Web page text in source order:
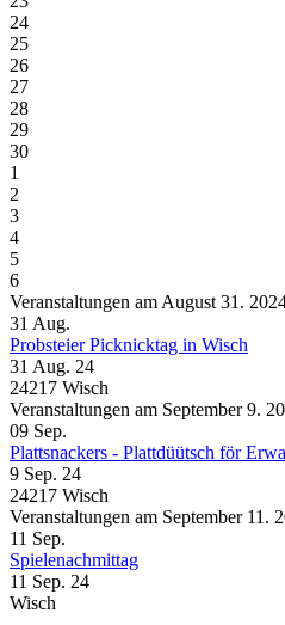
24
25
26
27
28
29
30
1
2
3
4
5
6
Veranstaltungen am August 31.
31 Aug.
Probsteier Picknicktag in Wisch
31 Aug. 24
24217 Wisch
Veranstaltungen am September 9.
09 Sep.
Plattsnackers - Plattdüütsch för
9 Sep. 24
24217 Wisch
Veranstaltungen am September 11.
11 Sep.
Spielenachmittag
11 Sep. 24
Wisch